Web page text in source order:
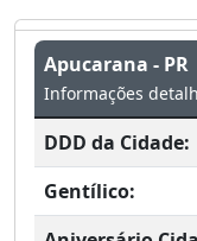
Apucarana - PR
Informações
DDD da Cidade:
Gentílico: